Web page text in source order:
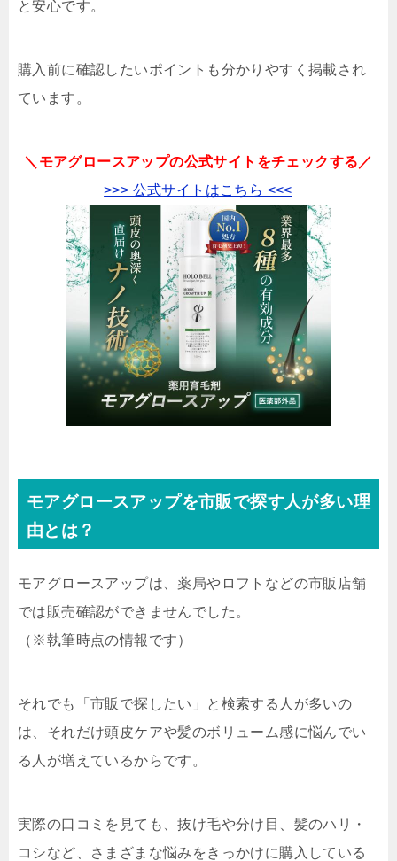
と安心です。
購入前に確認したいポイントも分かりやすく掲載され
ています。
＼モアグロースアップの公式サイトをチェックする／
>>> 公式サイトはこちら <<<
モアグロースアップを市販で探す人が多い理
由とは？
モアグロースアップは、薬局やロフトなどの市販店舗
では販売確認ができませんでした。
（※執筆時点の情報です）
それでも「市販で探したい」と検索する人が多いの
は、それだけ頭皮ケアや髪のボリューム感に悩んでい
る人が増えているからです。
実際の口コミを見ても、抜け毛や分け目、髪のハリ・
コシなど、さまざまな悩みをきっかけに購入している